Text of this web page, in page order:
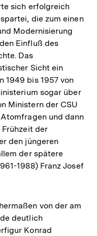
sich erfolgreich
die zum einen
Modernisierung
Einfluß des
Das
Sicht ein
1949 bis 1957 von
sogar über
Ministern der CSU
und dann
der
den jüngeren
der spätere
1988) Franz Josef
von der am
deutlich
Konrad